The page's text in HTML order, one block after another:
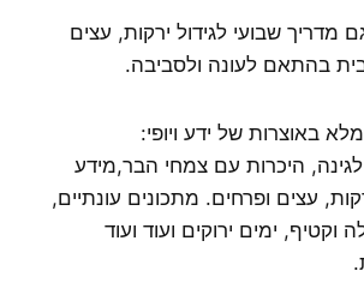
מדריך שבועי לגידול ירקות, עצים
בהתאם לעונה ולסביבה.
באוצרות של ידע ויופי:
לגינה, היכרות עם צמחי הבר,מידע
עצים ופרחים. מתכונים עונתיים,
וקטיף, ימים ירוקים ועוד ועוד